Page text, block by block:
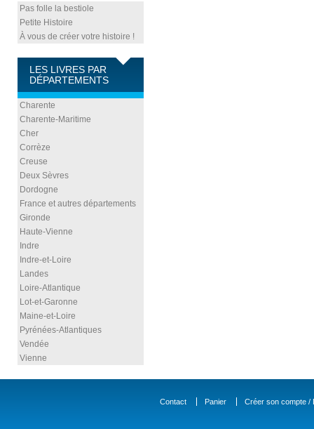
Pas folle la bestiole
Petite Histoire
À vous de créer votre histoire !
LES LIVRES PAR
DÉPARTEMENTS
Charente
Charente-Maritime
Cher
Corrèze
Creuse
Deux Sèvres
Dordogne
France et autres départements
Gironde
Haute-Vienne
Indre
Indre-et-Loire
Landes
Loire-Atlantique
Lot-et-Garonne
Maine-et-Loire
Pyrénées-Atlantiques
Vendée
Vienne
Contact Panier Créer son compte /